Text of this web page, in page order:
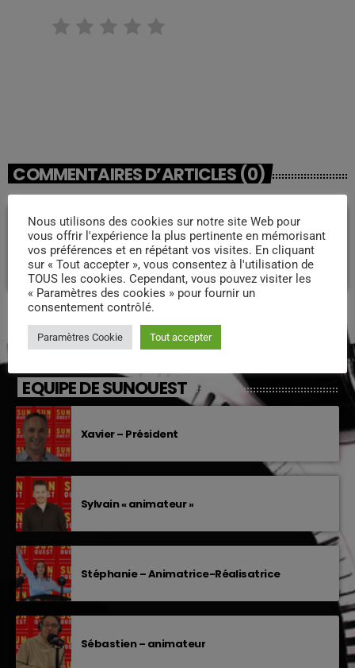
COMMENTAIRES D’ARTICLES (0)
Laisser une réponse
Vous devez être connecté pour ajouter un commentaire.
Connectez-vous maintenant
PODCASTS
EQUIPE DE SUNOUEST
Xavier – Président
Sylvain « animateur »
Stéphanie – Animatrice-Réalisatrice
Sébastien – animateur
Nous utilisons des cookies sur notre site Web pour
vous offrir l'expérience la plus pertinente en mémorisant
vos préférences et en répétant vos visites. En cliquant
sur « Tout accepter », vous consentez à l'utilisation de
TOUS les cookies. Cependant, vous pouvez visiter les
« Paramètres des cookies » pour fournir un
consentement contrôlé.
Paramètres Cookie Tout accepter